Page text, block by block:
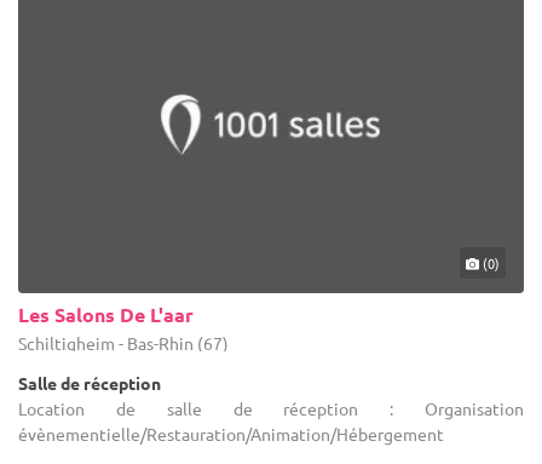
(0)
Les Salons De L'aar
Schiltigheim - Bas-Rhin (67)
Salle de réception
Location de salle de réception : Organisation
évènementielle/Restauration/Animation/Hébergement